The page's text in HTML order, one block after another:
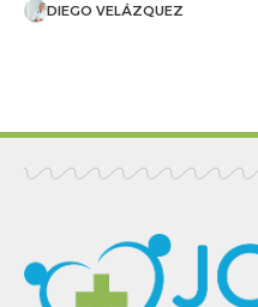
DIEGO VELÁZQUEZ